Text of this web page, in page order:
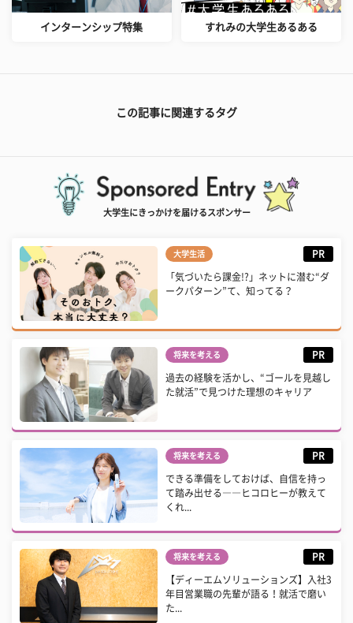
インターンシップ特集 すれみの大学生あるある
この記事に関連するタグ
大学生にきっかけを届けるスポンサー
大学生活 PR
「気づいたら課金!?」ネットに潜む“ダ
ークパターン”て、知ってる？
将来を考える PR
過去の経験を活かし、“ゴールを見越し
た就活”で見つけた理想のキャリア
将来を考える PR
できる準備をしておけば、自信を持っ
て踏み出せる――ヒコロヒーが教えて
くれ...
将来を考える PR
【ディーエムソリューションズ】入社3
年目営業職の先輩が語る！就活で磨い
た...